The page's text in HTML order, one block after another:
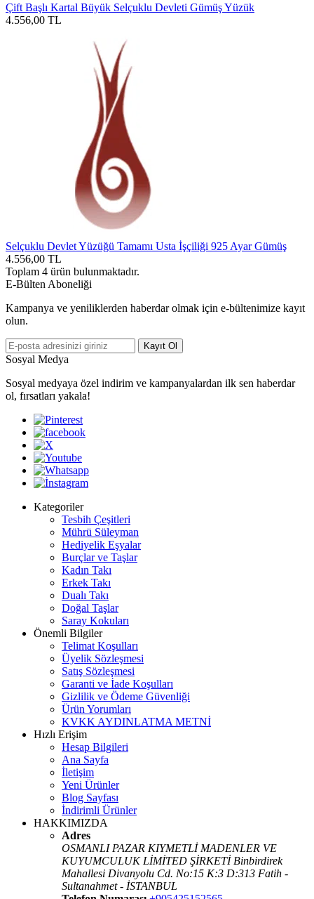
Çift Başlı Kartal Büyük Selçuklu Devleti Gümüş Yüzük
4.556,00 TL
Selçuklu Devlet Yüzüğü Tamamı Usta İşçiliği 925 Ayar Gümüş
4.556,00 TL
Toplam 4 ürün bulunmaktadır.
E-Bülten Aboneliği
Kampanya ve yeniliklerden haberdar olmak için e-bültenimize kayıt
olun.
Kayıt Ol
Sosyal Medya
Sosyal medyaya özel indirim ve kampanyalardan ilk sen haberdar
ol, fırsatları yakala!
Kategoriler
Tesbih Çeşitleri
Mührü Süleyman
Hediyelik Eşyalar
Burçlar ve Taşlar
Kadın Takı
Erkek Takı
Dualı Takı
Doğal Taşlar
Saray Kokuları
Önemli Bilgiler
Telimat Koşulları
Üyelik Sözleşmesi
Satış Sözleşmesi
Garanti ve İade Koşulları
Gizlilik ve Ödeme Güvenliği
Ürün Yorumları
KVKK AYDINLATMA METNİ
Hızlı Erişim
Hesap Bilgileri
Ana Sayfa
İletişim
Yeni Ürünler
Blog Sayfası
İndirimli Ürünler
HAKKIMIZDA
Adres
OSMANLI PAZAR KIYMETLİ MADENLER VE
KUYUMCULUK LİMİTED ŞİRKETİ Binbirdirek
Mahallesi Divanyolu Cd. No:15 K:3 D:313 Fatih -
Sultanahmet - İSTANBUL